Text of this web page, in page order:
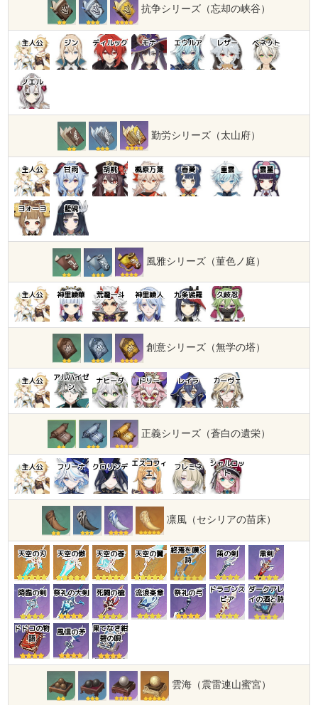
抗争シリーズ（忘却の峡谷）
主人公 ジン ディルック モナ エウルア レザー ベネット
ノエル
勤労シリーズ（太山府）
主人公 甘雨 胡桃 楓原万葉 香菱 重雲 雲菫
ヨォーヨ 藍硯
風雅シリーズ（菫色ノ庭）
主人公 神里綾華 荒瀧一斗 神里綾人 九条裟羅 久岐忍
創意シリーズ（無学の塔）
主人公
アルハイゼ
ン
ナヒーダ ドリー レイラ カーヴェ
正義シリーズ（蒼白の遺栄）
主人公 フリーナ クロリンデ エスコフィ
エ
フレミネ
シャルロッ
ト
凛風（セシリアの苗床）
天空の刃 天空の傲 天空の巻 天空の翼
終焉を嘆く
詩
笛の剣 黒剣
降臨の剣 祭礼の大剣 死闘の槍 流浪楽章 祭礼の弓
ドラゴンス
ピア
ダークアレ
イの酒と詩
ドドコの物
語
風信の矛
果てなき紺
碧の唄
雲海（震雷連山蜜宮）